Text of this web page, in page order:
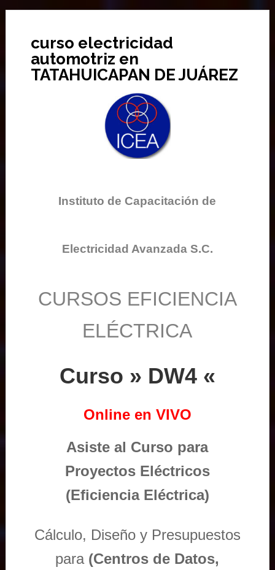
curso electricidad
automotriz en
TATAHUICAPAN DE JUÁREZ
Instituto de Capacitación de
Electricidad Avanzada S.C.
CURSOS EFICIENCIA
ELÉCTRICA
Curso » DW4 «
Online en VIVO
Asiste al Curso para
Proyectos Eléctricos
(Eficiencia Eléctrica)
Cálculo, Diseño y Presupuestos
para (Centros de Datos,